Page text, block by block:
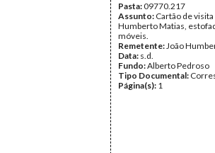
Pasta:09770.217
Assunto: Cartão de visita
Humberto Matias,
móveis.
Remetente:João
Data: s.d.
Fundo:Alberto Pedroso
Tipo Documental:
Página(s): 1